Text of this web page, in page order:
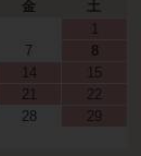
金
土
1
7
8
14
15
21
22
28
29